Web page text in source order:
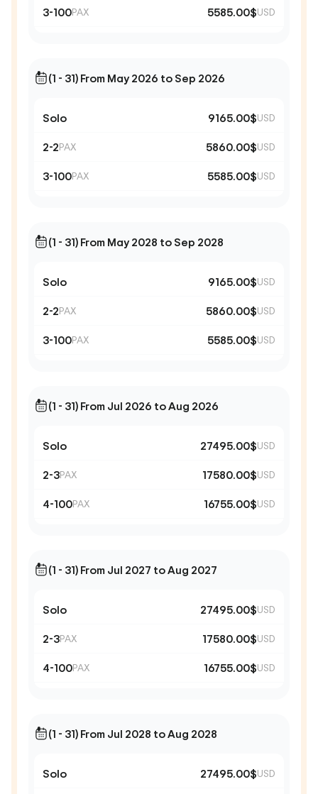
3-100PAX 5585.00$USD
(1 - 31) From May 2026 to Sep 2026
Solo 9165.00$USD
2-2PAX 5860.00$USD
3-100PAX 5585.00$USD
(1 - 31) From May 2028 to Sep 2028
Solo 9165.00$USD
2-2PAX 5860.00$USD
3-100PAX 5585.00$USD
(1 - 31) From Jul 2026 to Aug 2026
Solo 27495.00$USD
2-3PAX 17580.00$USD
4-100PAX 16755.00$USD
(1 - 31) From Jul 2027 to Aug 2027
Solo 27495.00$USD
2-3PAX 17580.00$USD
4-100PAX 16755.00$USD
(1 - 31) From Jul 2028 to Aug 2028
Solo 27495.00$USD